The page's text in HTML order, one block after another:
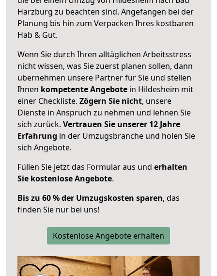
Harzburg zu beachten sind. Angefangen bei der
Planung bis hin zum Verpacken Ihres kostbaren
Hab & Gut.
Wenn Sie durch Ihren alltäglichen Arbeitsstress
nicht wissen, was Sie zuerst planen sollen, dann
übernehmen unsere Partner für Sie und stellen
Ihnen kompetente Angebote in Hildesheim mit
einer Checkliste. Zögern Sie nicht, unsere
Dienste in Anspruch zu nehmen und lehnen Sie
sich zurück. Vertrauen Sie unserer 12 Jahre
Erfahrung in der Umzugsbranche und holen Sie
sich Angebote.
Füllen Sie jetzt das Formular aus und erhalten
Sie kostenlose Angebote.
Bis zu 60 % der Umzugskosten sparen, das
finden Sie nur bei uns!
Kostenlose Angebote erhalten